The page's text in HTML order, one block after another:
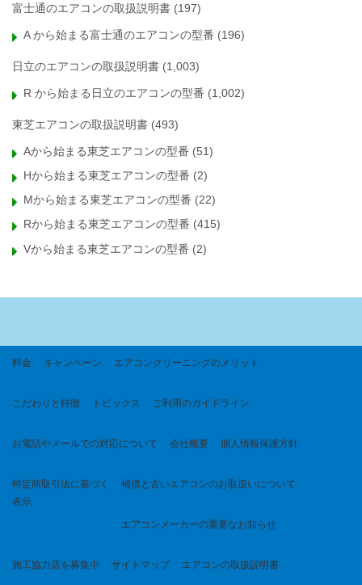
富士通のエアコンの取扱説明書 (197)
A から始まる富士通のエアコンの型番 (196)
日立のエアコンの取扱説明書 (1,003)
R から始まる日立のエアコンの型番 (1,002)
東芝エアコンの取扱説明書 (493)
Aから始まる東芝エアコンの型番 (51)
Hから始まる東芝エアコンの型番 (2)
Mから始まる東芝エアコンの型番 (22)
Rから始まる東芝エアコンの型番 (415)
Vから始まる東芝エアコンの型番 (2)
料金 キャンペーン エアコンクリーニングのメリット
こだわりと特徴 トピックス ご利用のガイドライン
お電話やメールでの対応について 会社概要 個人情報保護方針
特定商取引法に基づく
表示
補償と古いエアコンのお取扱いについて
エアコンメーカーの重要なお知らせ
施工協力店を募集中 サイトマップ エアコンの取扱説明書